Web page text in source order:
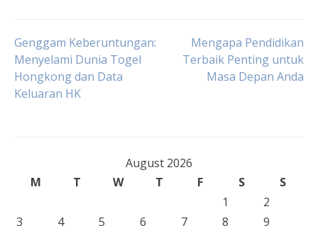
Post
navigation
Genggam Keberuntungan:
Menyelami Dunia Togel
Hongkong dan Data
Keluaran HK
Mengapa Pendidikan
Terbaik Penting untuk
Masa Depan Anda
August 2026
M
T W T F S
S
1
2
3
4 5 6 7 8
9